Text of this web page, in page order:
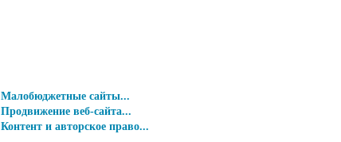
Малобюджетные сайты...
Продвижение веб-сайта...
Контент и авторское право...